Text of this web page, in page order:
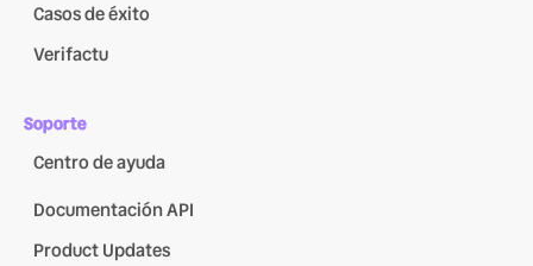
Casos de éxito
Verifactu
Soporte
Centro de ayuda
Documentación API
Product Updates